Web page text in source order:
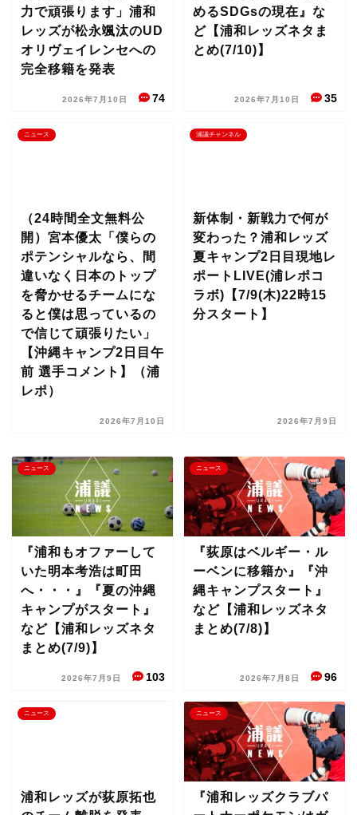
力で頑張ります」浦和
レッズが松永颯汰のUD
オリヴェイレンセへの
完全移籍を発表
2026年7月10日 74
めるSDGsの現在』な
ど【浦和レッズネタま
とめ(7/10)】
2026年7月10日 35
ニュース
（24時間全文無料公
開）宮本優太「僕らの
ポテンシャルなら、間
違いなく日本のトップ
を脅かせるチームにな
ると僕は思っているの
で信じて頑張りたい」
【沖縄キャンプ2日目午
前 選手コメント】（浦
レポ）
2026年7月10日
浦議チャンネル
新体制・新戦力で何が
変わった？浦和レッズ
夏キャンプ2日目現地レ
ポートLIVE(浦レポコ
ラボ)【7/9(木)22時15
分スタート】
2026年7月9日
ニュース
『浦和もオファーして
いた明本考浩は町田
へ・・・』『夏の沖縄
キャンプがスタート』
など【浦和レッズネタ
まとめ(7/9)】
2026年7月9日 103
ニュース
『荻原はベルギー・ル
ーベンに移籍か』『沖
縄キャンプスタート』
など【浦和レッズネタ
まとめ(7/8)】
2026年7月8日 96
ニュース
浦和レッズが荻原拓也
ニュース
『浦和レッズクラブパ